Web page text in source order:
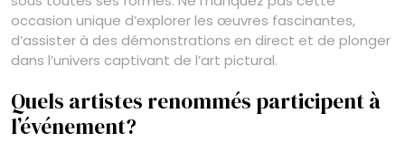
occasion unique d’explorer les œuvres fascinantes,
d’assister à des démonstrations en direct et de plonger
dans l’univers captivant de l’art pictural.
Quels artistes renommés participent à
l’événement?